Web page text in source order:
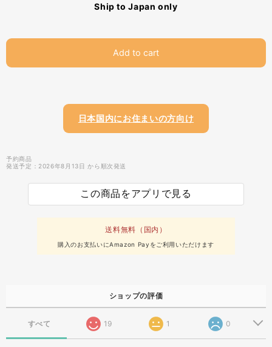
Ship to Japan only
Add to cart
日本国内にお住まいの方向け
予約商品
発送予定：2026年8月13日 から順次発送
この商品をアプリで見る
送料無料（国内）
購入のお支払いにAmazon Payをご利用いただけます
ショップの評価
すべて 19 1 0